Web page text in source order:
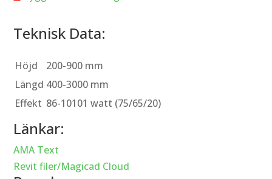
Teknisk Data:
Höjd
200-900 mm
Längd 400-3000 mm
Effekt 86-10101 watt (75/65/20)
Länkar:
AMA Text
Revit filer/Magicad Cloud